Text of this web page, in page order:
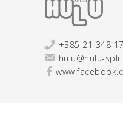
+385 21 348
hulu@hulu-